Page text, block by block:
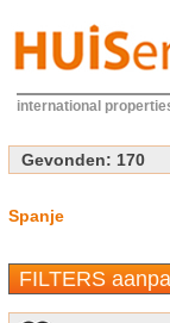
international
Gevonden: 170
Spanje
FILTERS